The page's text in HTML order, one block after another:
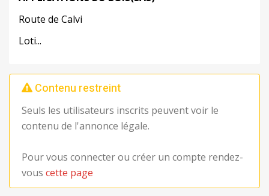
Route de Calvi
Loti...
Contenu restreint
Seuls les utilisateurs inscrits peuvent voir le
contenu de l'annonce légale.
Pour vous connecter ou créer un compte rendez-
vous cette page